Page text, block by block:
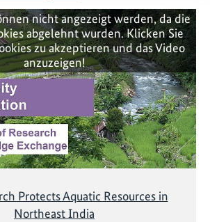
nicht angezeigt werden, da die
abgelehnt wurden. Klicken Sie
zu akzeptieren und das Video
anzuzeigen!
Protects Aquatic Resources in
Northeast India